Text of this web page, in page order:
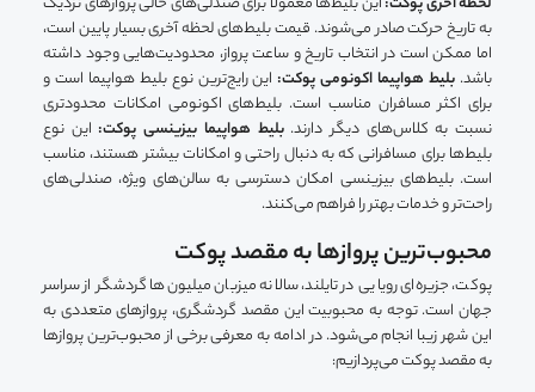
به تاریخ حرکت صادر می‌شوند. قیمت بلیط‌های لحظه آخری بسیار پایین است،
اما ممکن است در انتخاب تاریخ و ساعت پرواز، محدودیت‌هایی وجود داشته
باشد. بلیط هواپیما اکونومی پوکت: این رایج‌ترین نوع بلیط هواپیما است و
برای اکثر مسافران مناسب است. بلیط‌های اکونومی امکانات محدودتری
نسبت به کلاس‌های دیگر دارند.بلیط هواپیما بیزینسی پوکت: این نوع
بلیط‌ها برای مسافرانی که به دنبال راحتی و امکانات بیشتر هستند، مناسب
است. بلیط‌های بیزینسی امکان دسترسی به سالن‌های ویژه، صندلی‌های
راحت‌تر و خدمات بهتر را فراهم می‌کنند.
محبوب‌ترین پروازها به مقصد پوکت
پوکت، جزیره‌ای رویایی در تایلند، سالانه میزبان میلیون‌ها گردشگر از سراسر
جهان است. توجه به محبوبیت این مقصد گردشگری، پروازهای متعددی به
این شهر زیبا انجام می‌شود. در ادامه به معرفی برخی از محبوب‌ترین پروازها
به مقصد پوکت می‌پردازیم: